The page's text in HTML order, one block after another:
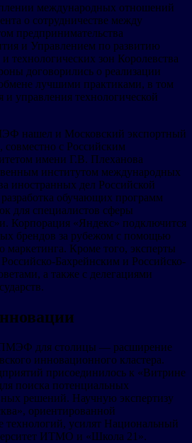
международных отношений
о сотрудничестве между
предпринимательства
и Управлением по развитию
технологических зон Королевства
договорились о реализации
лучшими практиками, в том
и управления технологической
нашел и Московский экспортный
с Российским
имени Г.В. Плеханова
институтом международных
иностранных дел Российской
обучающих программ
для специалистов сферы
Корпорация «Яндекс» подключится
брендов за рубежом с помощью
маркетинга. Кроме того, эксперты
Бахрейнским и Российско-
а также с делегациями
для столицы — расширение
инновационного кластера.
присоединилось к «Витрине
поиска потенциальных
решений. Научную экспертизу
ориентированной
технологий, усилят Национальный
ИТМО и «Школа 21».